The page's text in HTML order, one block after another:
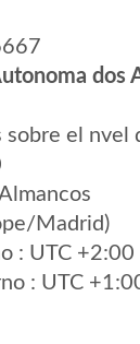
dos
el nvel
Madrid)
: UTC +2:00
: UTC